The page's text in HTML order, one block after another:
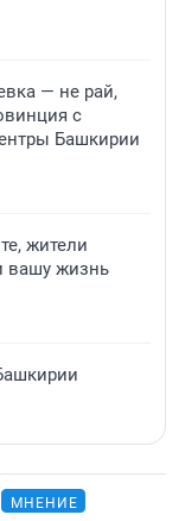
— не рай,
с
Башкирии
жители
вашу жизнь
МНЕНИЕ